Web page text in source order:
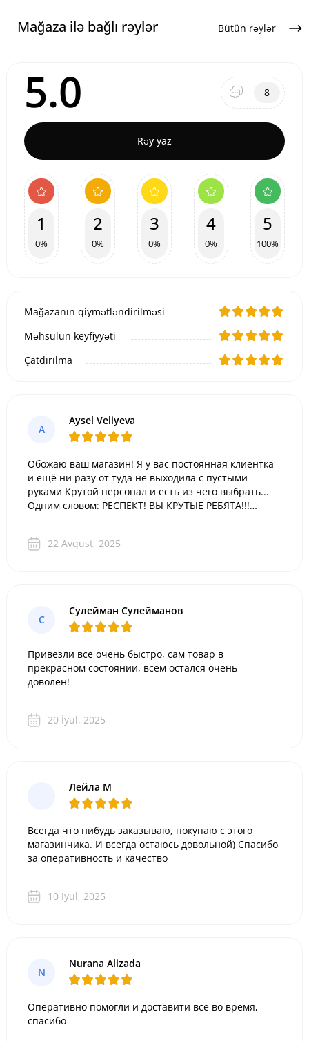
Mağaza ilə bağlı rəylər Bütün rəylər
5.0 8
Rəy yaz
1
0%
2
0%
3
0%
4
0%
5
100%
Mağazanın qiymətləndirilməsi
Məhsulun keyfiyyəti
Çatdırılma
A
Aysel Veliyeva
Обожаю ваш магазин! Я у вас постоянная клиентка
и ещё ни разу от туда не выходила с пустыми
руками Крутой персонал и есть из чего выбрать...
Одним словом: РЕСПЕКТ! ВЫ КРУТЫЕ РЕБЯТА!!!
22 Avqust, 2025
С
Сулейман Сулейманов
Привезли все очень быстро, сам товар в
прекрасном состоянии, всем остался очень
доволен!
20 İyul, 2025
Лейла М
Всегда что нибудь заказываю, покупаю с этого
магазинчика. И всегда остаюсь довольной) Спасибо
за оперативность и качество
10 İyul, 2025
N
Nurana Alizada
Оперативно помогли и доставити все во время,
спасибо